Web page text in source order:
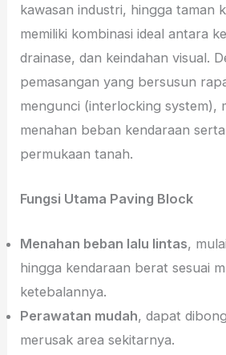
kawasan industri, hingga taman
memiliki kombinasi ideal antara
drainase, dan keindahan visual.
pemasangan yang bersusun
mengunci (interlocking system),
menahan beban kendaraan
permukaan tanah.
Fungsi Utama Paving Block
Menahan beban lalu lintas,
hingga kendaraan berat sesuai
ketebalannya.
Perawatan mudah, dapat
merusak area sekitarnya.